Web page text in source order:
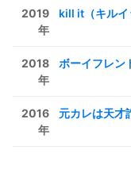
2019
年
kill it（キルイ
2018
年
ボーイフレン
2016
年
元カレは天才